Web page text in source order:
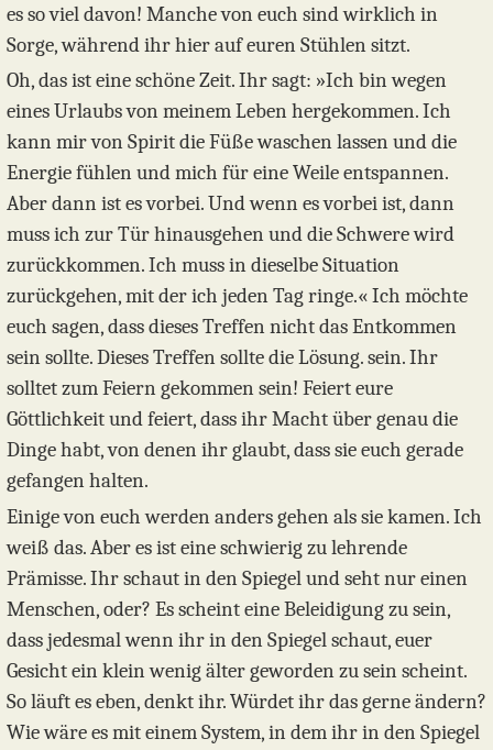
es so viel davon! Manche von euch sind wirklich in
Sorge, während ihr hier auf euren Stühlen sitzt.
Oh, das ist eine schöne Zeit. Ihr sagt: »Ich bin wegen
eines Urlaubs von meinem Leben hergekommen. Ich
kann mir von Spirit die Füße waschen lassen und die
Energie fühlen und mich für eine Weile entspannen.
Aber dann ist es vorbei. Und wenn es vorbei ist, dann
muss ich zur Tür hinausgehen und die Schwere wird
zurückkommen. Ich muss in dieselbe Situation
zurückgehen, mit der ich jeden Tag ringe.« Ich möchte
euch sagen, dass dieses Treffen nicht das Entkommen
sein sollte. Dieses Treffen sollte die Lösung. sein. Ihr
solltet zum Feiern gekommen sein! Feiert eure
Göttlichkeit und feiert, dass ihr Macht über genau die
Dinge habt, von denen ihr glaubt, dass sie euch gerade
gefangen halten.
Einige von euch werden anders gehen als sie kamen. Ich
weiß das. Aber es ist eine schwierig zu lehrende
Prämisse. Ihr schaut in den Spiegel und seht nur einen
Menschen, oder? Es scheint eine Beleidigung zu sein,
dass jedesmal wenn ihr in den Spiegel schaut, euer
Gesicht ein klein wenig älter geworden zu sein scheint.
So läuft es eben, denkt ihr. Würdet ihr das gerne ändern?
Wie wäre es mit einem System, in dem ihr in den Spiegel